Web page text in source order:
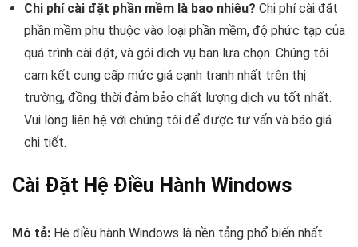
Chi phí cài đặt phần mềm là bao nhiêu? Chi phí cài đặt
phần mềm phụ thuộc vào loại phần mềm, độ phức tạp của
quá trình cài đặt, và gói dịch vụ bạn lựa chọn. Chúng tôi
cam kết cung cấp mức giá cạnh tranh nhất trên thị
trường, đồng thời đảm bảo chất lượng dịch vụ tốt nhất.
Vui lòng liên hệ với chúng tôi để được tư vấn và báo giá
chi tiết.
Cài Đặt Hệ Điều Hành Windows
Mô tả: Hệ điều hành Windows là nền tảng phổ biến nhất